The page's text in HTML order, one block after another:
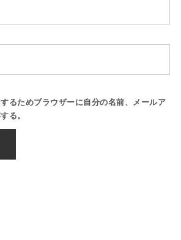
るためブラウザーに自分の名前、メールア
る。